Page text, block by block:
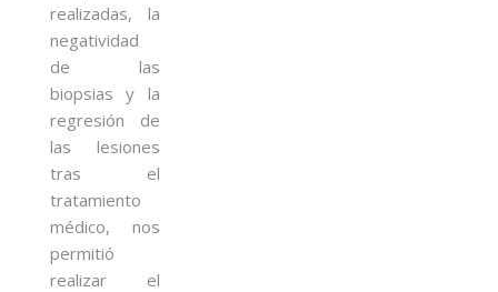
realizadas, la
negatividad
de las
biopsias y la
regresión de
las lesiones
tras el
tratamiento
médico, nos
permitió
realizar el